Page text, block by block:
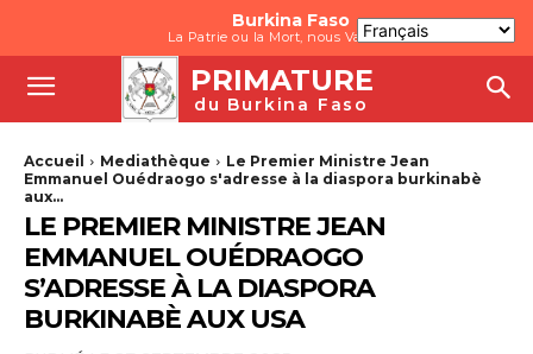
Burkina Faso
La Patrie ou la Mort, nous Vaincrons
PRIMATURE
du Burkina Faso
Accueil Mediathèque
Le Premier Ministre Jean
Emmanuel Ouédraogo s'adresse à la diaspora burkinabè
aux...
LE PREMIER MINISTRE JEAN
EMMANUEL OUÉDRAOGO
S’ADRESSE À LA DIASPORA
BURKINABÈ AUX USA